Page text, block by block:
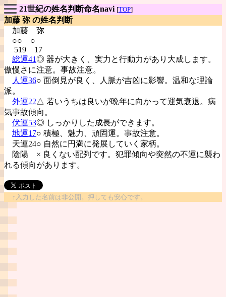
21世紀の姓名判断命名navi [TOP]
加藤 弥 の姓名判断
加藤 弥
○○ ○
519 17
総運41◎ 器が大きく、実力と行動力があり大成します。
傲慢さに注意。事故注意。
人運36○ 面倒見が良く、人脈が吉凶に影響。温和な理論
派。
外運22△ 若いうちは良いが晩年に向かって運気衰退。病
気事故傾向。
伏運53◎ しっかりした成長ができます。
地運17○ 積極、魅力、頑固運。事故注意。
天運24○ 自然に円満に発展していく家柄。
陰陽 × 良くない配列です。犯罪傾向や突然の不運に襲わ
れる傾向があります。
↑入力した名前は非公開。押しても安心です。